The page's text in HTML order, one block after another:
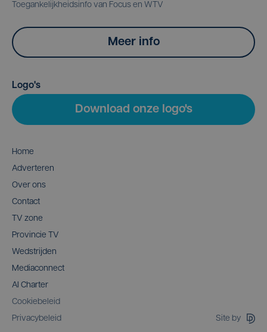
Toegankelijkheidsinfo van Focus en WTV
Meer info
Logo's
Download onze logo's
Home
Adverteren
Over ons
Contact
TV zone
Provincie TV
Wedstrijden
Mediaconnect
AI Charter
Cookiebeleid
Privacybeleid
Site by